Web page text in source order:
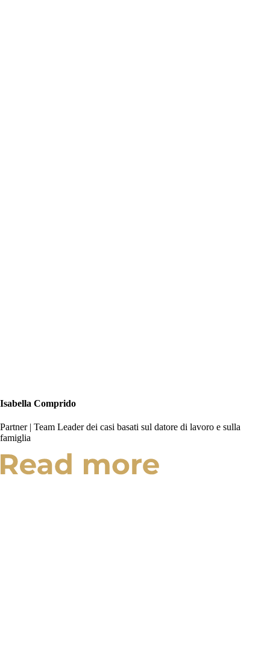
Isabella Comprido
Partner | Team Leader dei casi basati sul datore di lavoro e sulla
famiglia